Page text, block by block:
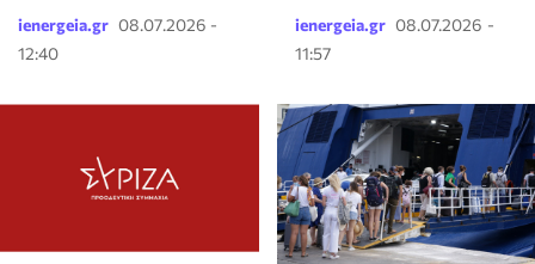
ienergeia.gr 08.07.2026 -
12:40
ienergeia.gr 08.07.2026 -
11:57